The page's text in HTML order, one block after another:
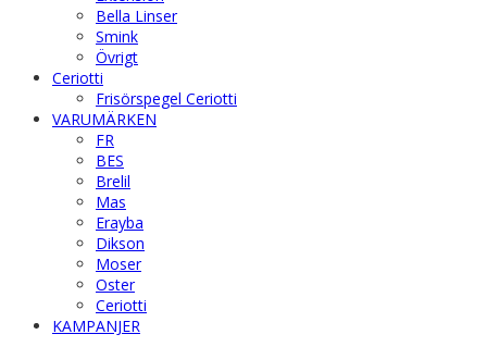
Bella Linser
Smink
Övrigt
Ceriotti
Frisörspegel Ceriotti
VARUMÄRKEN
FR
BES
Brelil
Mas
Erayba
Dikson
Moser
Oster
Ceriotti
KAMPANJER